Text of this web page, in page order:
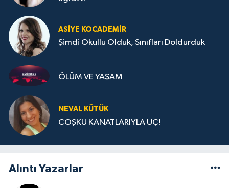
ASIYE KOCADEMİR
Şimdi Okullu Olduk, Sınıfları Doldurduk
ÖLÜM VE YAŞAM
NEVAL KÜTÜK
COŞKU KANATLARIYLA UÇ!
Alıntı Yazarlar